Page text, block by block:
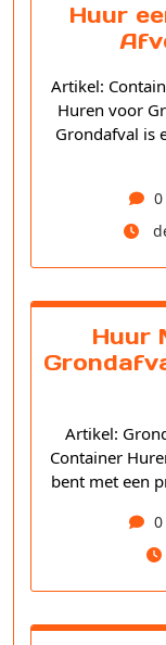
Huur
Artikel:
Huren voor
Grondafval is
0
Huur
Artikel:
Container
bent met een
0